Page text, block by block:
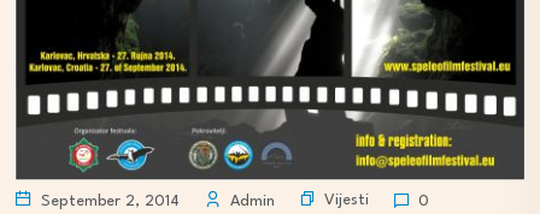
September 2, 2014 Admin Vijesti 0